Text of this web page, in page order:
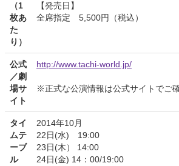
（1
枚あ
た
り）
【発売日】
全席指定 5,500円（税込）
公式
／劇
場サ
イト
http://www.tachi-world.jp/
※正式な公演情報は公式サイトでご
タイ
ムテ
ーブ
ル
2014年10月
22日(水) 19:00
23日(木） 14:00
24日(金) 14：00/19:00